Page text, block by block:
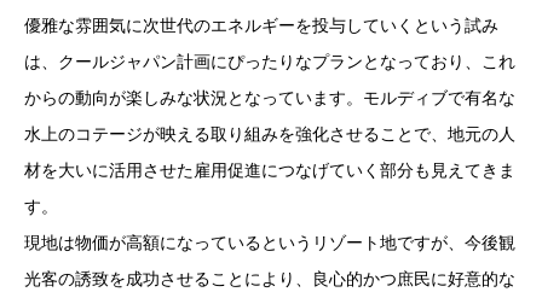
優雅な雰囲気に次世代のエネルギーを投与していくという試み
は、クールジャパン計画にぴったりなプランとなっており、これ
からの動向が楽しみな状況となっています。モルディブで有名な
水上のコテージが映える取り組みを強化させることで、地元の人
材を大いに活用させた雇用促進につなげていく部分も見えてきま
す。
現地は物価が高額になっているというリゾート地ですが、今後観
光客の誘致を成功させることにより、良心的かつ庶民に好意的な